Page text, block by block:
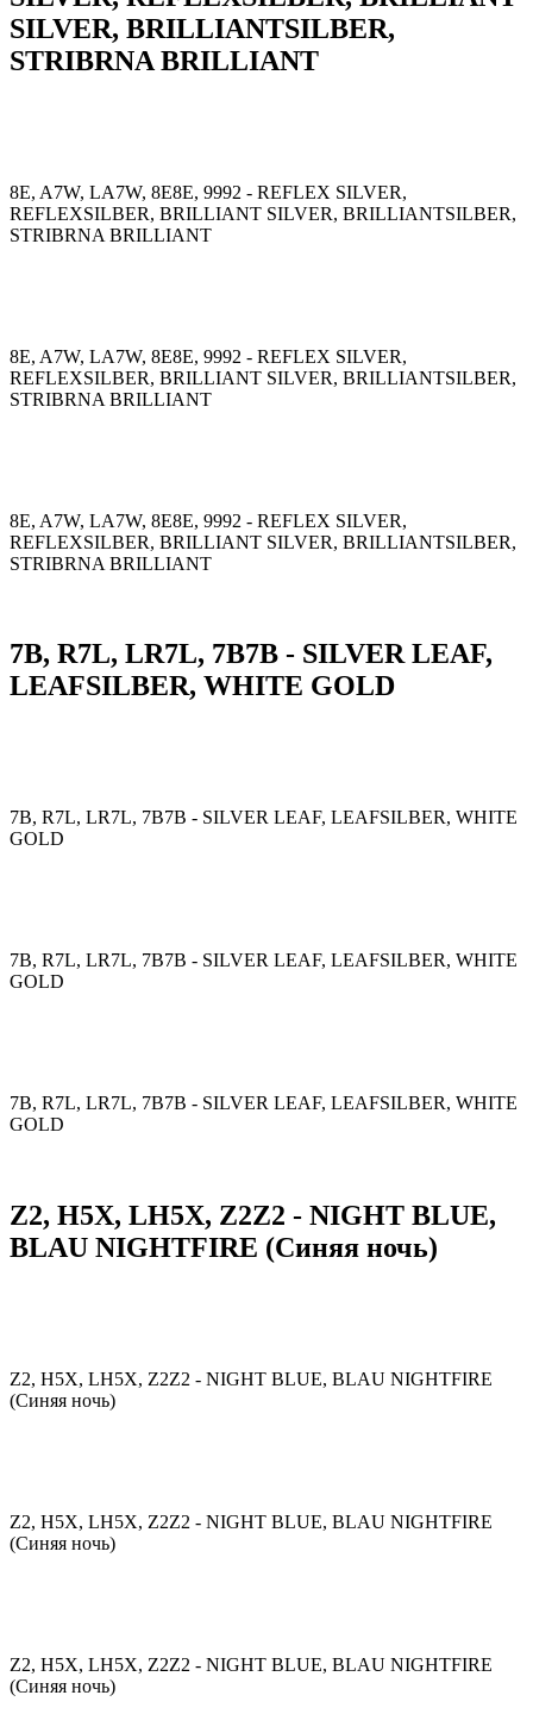
SILVER, BRILLIANTSILBER,
STRIBRNA BRILLIANT
8E, A7W, LA7W, 8E8E, 9992 - REFLEX SILVER,
REFLEXSILBER, BRILLIANT SILVER, BRILLIANTSILBER,
STRIBRNA BRILLIANT
8E, A7W, LA7W, 8E8E, 9992 - REFLEX SILVER,
REFLEXSILBER, BRILLIANT SILVER, BRILLIANTSILBER,
STRIBRNA BRILLIANT
8E, A7W, LA7W, 8E8E, 9992 - REFLEX SILVER,
REFLEXSILBER, BRILLIANT SILVER, BRILLIANTSILBER,
STRIBRNA BRILLIANT
7B, R7L, LR7L, 7B7B - SILVER LEAF,
LEAFSILBER, WHITE GOLD
7B, R7L, LR7L, 7B7B - SILVER LEAF, LEAFSILBER, WHITE
GOLD
7B, R7L, LR7L, 7B7B - SILVER LEAF, LEAFSILBER, WHITE
GOLD
7B, R7L, LR7L, 7B7B - SILVER LEAF, LEAFSILBER, WHITE
GOLD
Z2, H5X, LH5X, Z2Z2 - NIGHT BLUE,
BLAU NIGHTFIRE (Синяя ночь)
Z2, H5X, LH5X, Z2Z2 - NIGHT BLUE, BLAU NIGHTFIRE
(Синяя ночь)
Z2, H5X, LH5X, Z2Z2 - NIGHT BLUE, BLAU NIGHTFIRE
(Синяя ночь)
Z2, H5X, LH5X, Z2Z2 - NIGHT BLUE, BLAU NIGHTFIRE
(Синяя ночь)